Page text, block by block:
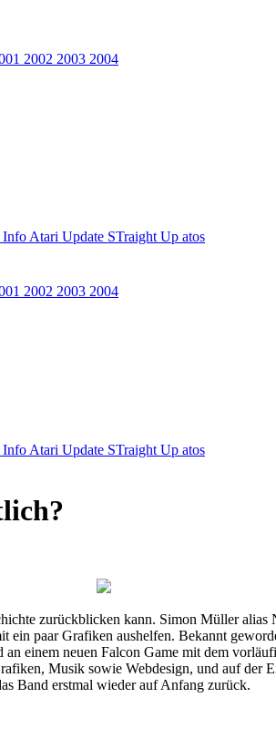
2002 2003 2004
Info Atari Update STraight Up atos
2002 2003 2004
Info Atari Update STraight Up atos
zurückblicken kann. Simon Müller
paar Grafiken aushelfen. Bekannt
einem neuen Falcon Game mit dem
Musik sowie Webdesign, und auf der
Band erstmal wieder auf Anfang zurück.